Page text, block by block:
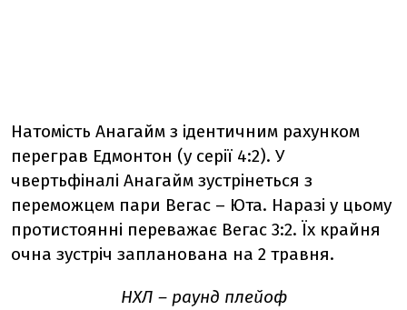
Натомість Анагайм з ідентичним рахунком
переграв Едмонтон (у серії 4:2). У
чвертьфіналі Анагайм зустрінеться з
переможцем пари Вегас – Юта. Наразі у цьому
протистоянні переважає Вегас 3:2. Їх крайня
очна зустріч запланована на 2 травня.
НХЛ – раунд плейоф